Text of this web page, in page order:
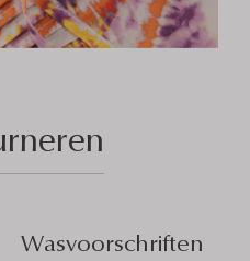
Wasvoorschriften